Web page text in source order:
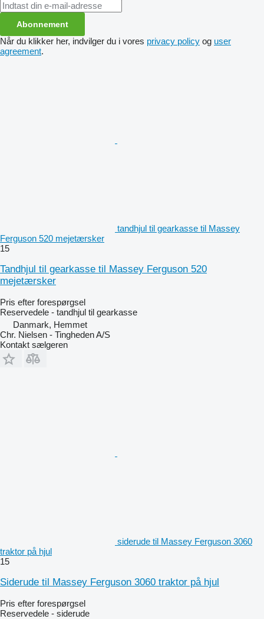
Abonnement
Når du klikker her, indvilger du i vores privacy policy og user
agreement.
tandhjul til gearkasse til Massey
Ferguson 520 mejetærsker
15
Tandhjul til gearkasse til Massey Ferguson 520
mejetærsker
Pris efter forespørgsel
Reservedele - tandhjul til gearkasse
Danmark, Hemmet
Chr. Nielsen - Tingheden A/S
Kontakt sælgeren
siderude til Massey Ferguson 3060
traktor på hjul
15
Siderude til Massey Ferguson 3060 traktor på hjul
Pris efter forespørgsel
Reservedele - siderude